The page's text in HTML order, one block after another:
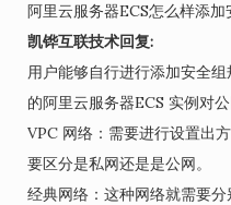
阿里云服务器ECS怎么样添加
凯铧互联技术回复:
用户能够自行进行添加安全
的阿里云服务器ECS 实例对
VPC 网络：需要进行设置出
要区分是私网还是是公网。
经典网络：这种网络就需要